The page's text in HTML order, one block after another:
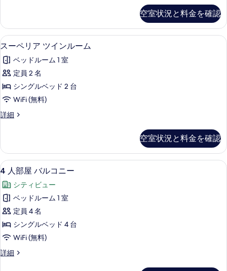
3
台
(with
balcony
for
3
adults+
1
す
べ
て
の
写
真
を
表
示
ッ
ド
3
台
(with
balcony
for
adults+
1
child)
細
屋
バ
ル
コ
ニ
ー
の
す
の
写
真
を
表
示
す
る
ア
4
人
屋
バ
コ
ニ
の
空室状況と料金を確認
ス
ー
ペ
リ
ア
イ
ル
ー
ム
の
す
べ
て
の
写
スーペリア ツインルーム | WiFi (無料
1
スーペリア ツインルーム
ベッドルーム 1 室
定員 2 名
シングルベッド 2 台
WiFi (無料)
詳細
ス
ア
ツ
イ
ル
ー
ム
の
詳
細
空室状況と料金を確認
4
人
部
屋
バ
ル
コ
ニ
1
4 人部屋 バルコニー
シティビュー
ベッドルーム 1 室
定員 4 名
シングルベッド 4 台
WiFi (無料)
詳細
4